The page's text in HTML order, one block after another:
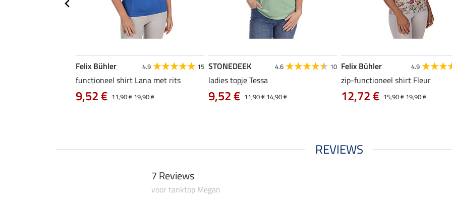
Felix Bühler 4.9 15
functioneel shirt Lana met rits
11,90 €19,90 €
9,52 €
STONEDEEK 4.6 10
ladies topje Tessa
11,90 €14,90 €
9,52 €
Felix Bühler 4.9
zip-functioneel shirt Fleur
15,90 €19,90 €
12,72 €
REVIEWS
7 Reviews
voor tanktop Megan